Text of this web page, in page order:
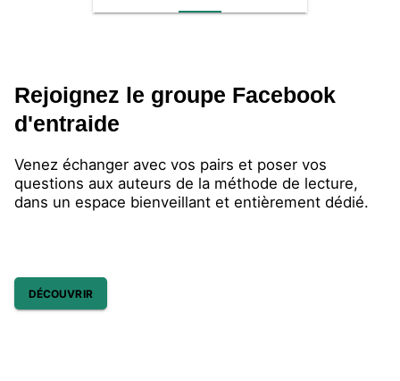
Rejoignez le groupe Facebook
d'entraide
Venez échanger avec vos pairs et poser vos
questions aux auteurs de la méthode de lecture,
dans un espace bienveillant et entièrement dédié.
DÉCOUVRIR